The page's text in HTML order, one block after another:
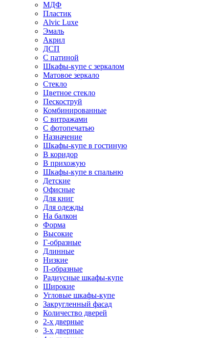
МДФ
Пластик
Alvic Luxe
Эмаль
Акрил
ДСП
С патиной
Шкафы-купе с зеркалом
Матовое зеркало
Стекло
Цветное стекло
Пескоструй
Комбинированные
С витражами
С фотопечатью
Назначение
Шкафы-купе в гостиную
В коридор
В прихожую
Шкафы-купе в спальню
Детские
Офисные
Для книг
Для одежды
На балкон
Форма
Высокие
Г-образные
Длинные
Низкие
П-образные
Радиусные шкафы-купе
Широкие
Угловые шкафы-купе
Закругленный фасад
Количество дверей
2-х дверные
3-х дверные